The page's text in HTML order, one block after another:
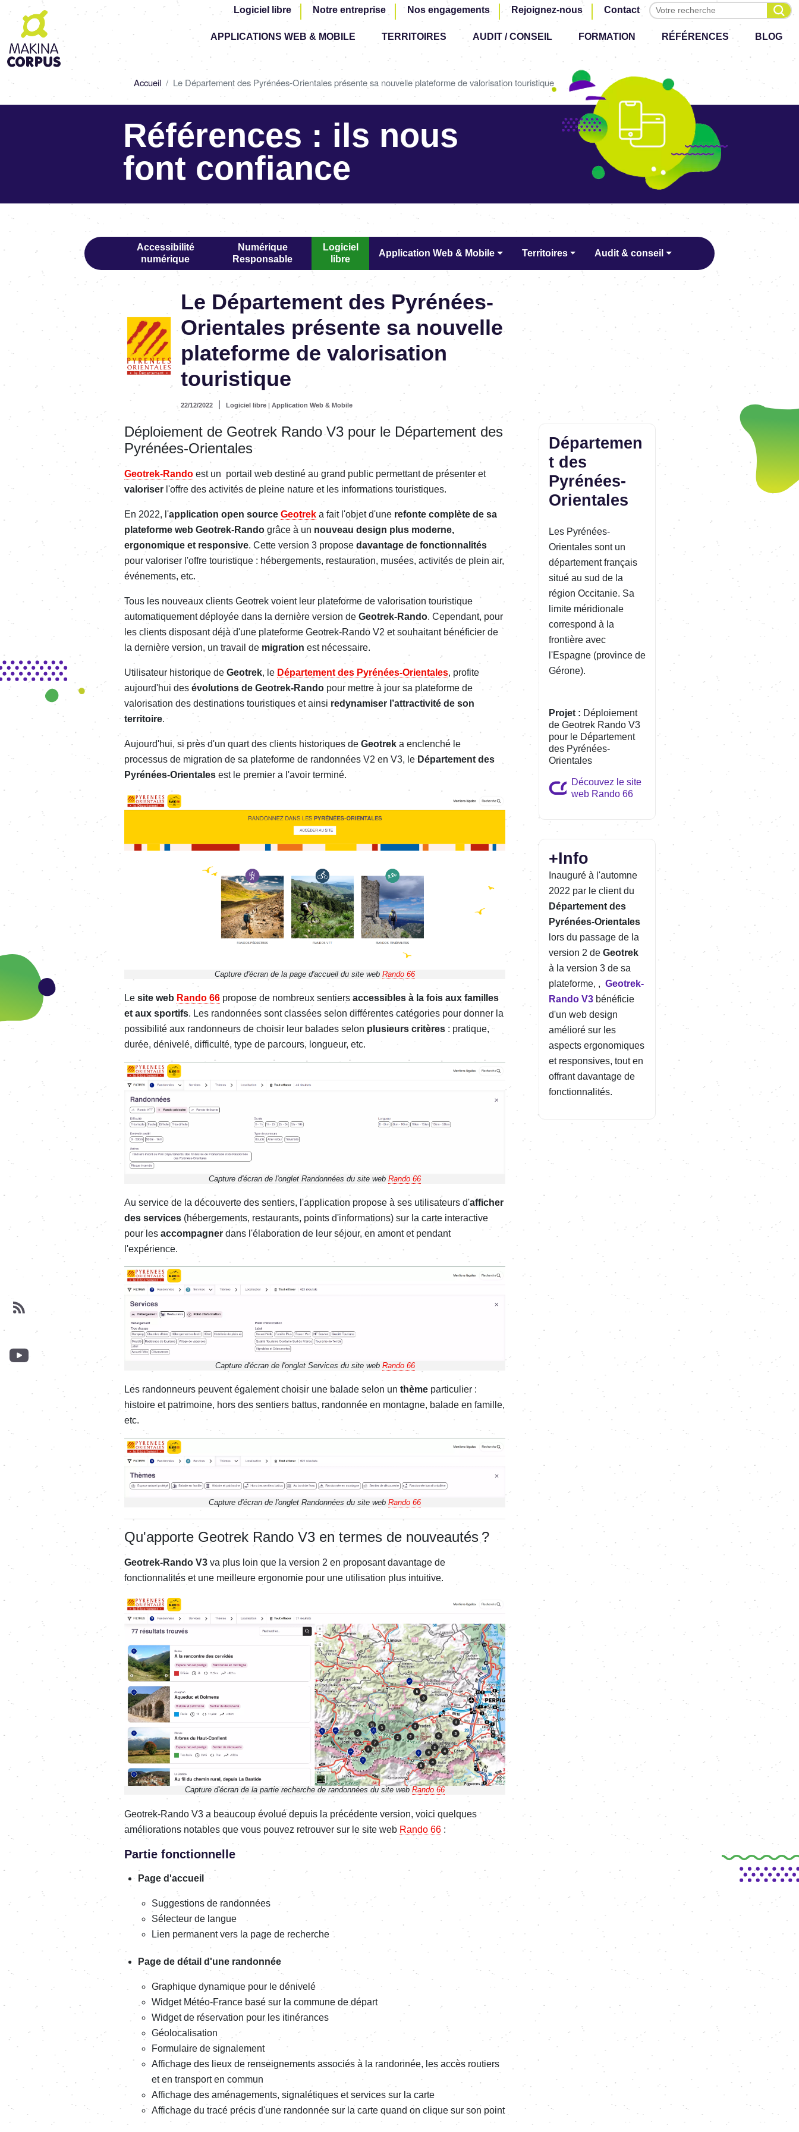
Aller
contenu
principal
Logiciel libre Notre entreprise Nos engagements Rejoignez-nous Contact Effectuer une recherche
Top
Main
navigation
APPLICATIONS WEB & MOBILE TERRITOIRES AUDIT / CONSEIL FORMATION RÉFÉRENCES BLOG
d'Ariane
Accueil Le Département des Pyrénées-Orientales présente sa nouvelle plateforme de valorisation touristique
Références : ils nous
font confiance
Image
Accessibilité
numérique
Numérique
Responsable
Logiciel
libre
Application Web & Mobile Territoires Audit & conseil
Le Département des Pyrénées-
Orientales présente sa nouvelle
plateforme de valorisation
touristique
22/12/2022 Logiciel libre| Application Web & Mobile
Déploiement de Geotrek Rando V3 pour le Département des
Pyrénées-Orientales
Geotrek-Rando est un portail web destiné au grand public permettant de présenter et
valoriser l'offre des activités de pleine nature et les informations touristiques.
En 2022, l'application open source Geotrek a fait l'objet d'une refonte complète de sa
plateforme web Geotrek-Rando grâce à un nouveau design plus moderne,
ergonomique et responsive. Cette version 3 propose davantage de fonctionnalités
pour valoriser l'offre touristique : hébergements, restauration, musées, activités de plein air,
événements, etc.
Tous les nouveaux clients Geotrek voient leur plateforme de valorisation touristique
automatiquement déployée dans la dernière version de Geotrek-Rando. Cependant, pour
les clients disposant déjà d'une plateforme Geotrek-Rando V2 et souhaitant bénéficier de
la dernière version, un travail de migration est nécessaire.
Utilisateur historique de Geotrek, le Département des Pyrénées-Orientales, profite
aujourd'hui des évolutions de Geotrek-Rando pour mettre à jour sa plateforme de
valorisation des destinations touristiques et ainsi redynamiser l’attractivitéde son
territoire.
Aujourd'hui, si près d'un quart des clients historiques de Geotrek a enclenché le
processus de migration de sa plateforme de randonnées V2 en V3, leDépartement des
Pyrénées-Orientales est le premier a l'avoir terminé.
Image
Capture d'écran de la page d'accueil du site web Rando 66
Le site web Rando 66 propose de nombreux sentiers accessibles à la fois aux familles
et aux sportifs. Les randonnées sontclassées selon différentes catégories pour donner la
possibilité aux randonneurs de choisir leur balades selon plusieurs critères : pratique,
durée, dénivelé, difficulté, type de parcours, longueur, etc.
Image
Capture d'écran de l'onglet Randonnées du site web Rando 66
Au service de la découverte des sentiers, l'application propose à ses utilisateurs d'afficher
des services (hébergements, restaurants, points d'informations) sur la carte interactive
pour les accompagner dans l'élaboration de leur séjour, en amont et pendant
l'expérience.
Capture d'écran de l'onglet Services du site web Rando 66
Les randonneurs peuvent également choisir une balade selon un thème particulier :
histoire et patrimoine, hors des sentiers battus, randonnée en montagne, balade en famille,
etc.
Capture d'écran de l'onglet Randonnées du site web Rando 66
Qu'apporte Geotrek Rando V3 en termes de nouveautés ?
Geotrek-Rando V3 va plus loin que la version 2 en proposant davantage de
fonctionnalités et une meilleure ergonomie pour une utilisation plus intuitive.
Capture d'écran de la partie recherche de randonnées du site web Rando 66
Geotrek-Rando V3 a beaucoup évolué depuis la précédente version, voici quelques
améliorations notables que vous pouvez retrouver sur le site web Rando 66 :
Partie fonctionnelle
Page d'accueil
Suggestions de randonnées
Sélecteur de langue
Lien permanent vers la page de recherche
Page de détail d'une randonnée
Graphique dynamique pour le dénivelé
Widget Météo-France basé sur la commune de départ
Widget de réservation pour les itinérances
Géolocalisation
Formulaire de signalement
Affichage des lieux de renseignements associés à la randonnée, les accès routiers
et en transport en commun
Affichage des aménagements, signalétiques et services sur la carte
Affichage du tracé précis d'une randonnée sur la carte quand on clique sur son point
Départemen
t des
Pyrénées-
Orientales
Les Pyrénées-
Orientales sont un
département français
situé au sud de la
région Occitanie. Sa
limite méridionale
correspond à la
frontière avec
l'Espagne (province de
Gérone).
Projet : Déploiement
de Geotrek Rando V3
pour le Département
des Pyrénées-
Orientales
Découvez le site
web Rando 66
+Info
Inauguré à l'automne
2022 par le client du
Département des
Pyrénées-Orientales
lors du passage de la
version 2 de Geotrek
à la version 3 de sa
plateforme, , Geotrek-
Rando V3 bénéficie
d'un web design
amélioré sur les
aspects ergonomiques
et responsives, tout en
offrant davantage de
fonctionnalités.